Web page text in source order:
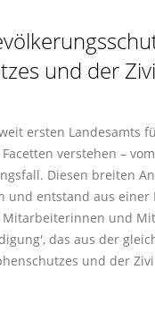
und der
ersten Landesamts
verstehen –
Diesen breiten
und entstand aus
Mitarbeiterinnen und
das aus der
und der